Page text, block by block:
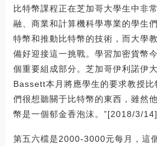
比特幣課程正在芝加哥大學生中非
融、商業和計算機科學專業的學生
特幣和推動比特幣的技術，而大學
備好迎接這一挑戰。學習加密貨幣
個重要組成部分。芝加哥伊利諾伊
Bassett本月將應學生的要求教授比
們很想聽關于比特幣的東西，雖然
幣是一個郁金香泡沫。”[2018/3/14]
第五六檔是2000-3000元每月，這